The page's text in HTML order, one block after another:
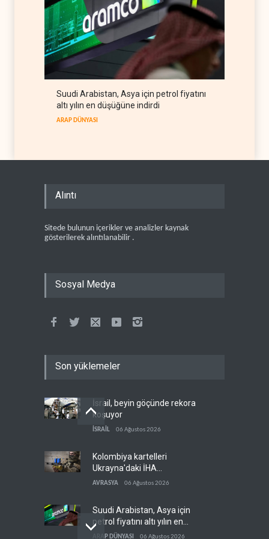
Suudi Arabistan, Asya için petrol fiyatını
altı yılın en düşüğüne indirdi
ARAP DÜNYASI
Alıntı
Sitede bulunun içerikler ve analizler kaynak
gösterilerek alıntılanabilir .
Sosyal Medya
Son yüklemeler
İsrail, beyin göçünde rekora
koşuyor
İSRAİL 06 Ağustos 2026
Kolombiya kartelleri
Ukrayna'daki İHA
teknolojisinin peşine düştü
AVRASYA 06 Ağustos 2026
Suudi Arabistan, Asya için
petrol fiyatını altı yılın en
düşüğüne indirdi
ARAP DÜNYASI 06 Ağustos 2026